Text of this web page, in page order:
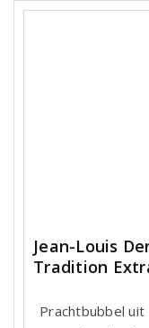
Jean-Louis
Tradition
Prachtbubbel uit